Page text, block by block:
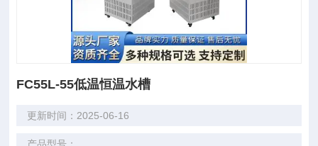
FC55L-55低温恒温水槽
更新时间：2025-06-16